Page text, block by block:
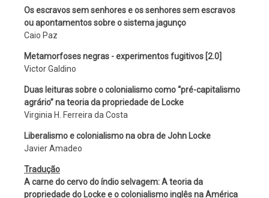
Os escravos sem senhores e os senhores sem escravos
ou apontamentos sobre o sistema jagunço
Caio Paz
Metamorfoses negras - experimentos fugitivos [2.0]
Victor Galdino
Duas leituras sobre o colonialismo como “pré-capitalismo
agrário” na teoria da propriedade de Locke
Virginia H. Ferreira da Costa
Liberalismo e colonialismo na obra de John Locke
Javier Amadeo
Tradução
A carne do cervo do índio selvagem: A teoria da
propriedade do Locke e o colonialismo inglês na América